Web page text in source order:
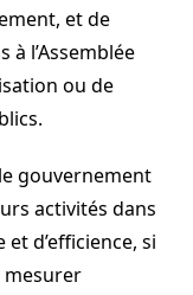
et de
l’Assemblée
ou de
gouvernement
activités dans
d’efficience, si
mesurer